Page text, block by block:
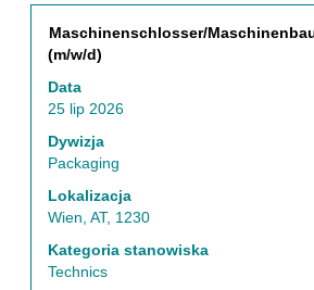
dla
Tytuł
Maschinenschlosser/
(m/w/d)
Data
25 lip 2026
Dywizja
Packaging
Lokalizacja
Wien, AT, 1230
Kategoria stanowiska
Technics
Zaznacz
za
spacji,
aby
wyświetlić
pełną
danych
oferty
pracy.